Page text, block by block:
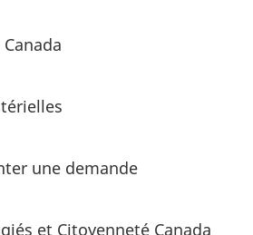
une demande
et Citoyenneté Canada